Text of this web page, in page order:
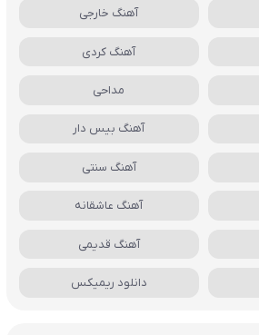
آهنگ خارجی
آهنگ کردی
مداحی
آهنگ بیس دار
آهنگ سنتی
آهنگ عاشقانه
آهنگ قدیمی
دانلود ریمیکس